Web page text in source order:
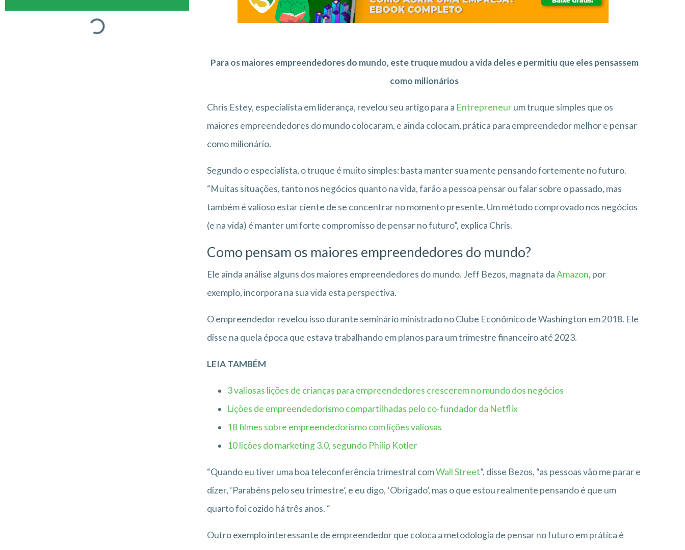
Para os maiores empreendedores do mundo, este truque mudou a vida deles e permitiu que eles pensassem
como milionários
Chris Estey, especialista em liderança, revelou seu artigo para a Entrepreneurum truque simples que os
maiores empreendedores do mundo colocaram, e ainda colocam, prática para empreendedor melhor e pensar
como milionário.
Segundo o especialista, o truque é muito simples: basta manter sua mente pensando fortemente no futuro.
“Muitas situações, tanto nos negócios quanto na vida, farão a pessoa pensar ou falar sobre o passado, mas
também é valioso estar ciente de se concentrar no momento presente. Um método comprovado nos negócios
(e na vida) é manter um forte compromisso de pensar no futuro”, explica Chris.
Como pensam os maiores empreendedores do mundo?
Ele ainda análise alguns dos maiores empreendedores do mundo. Jeff Bezos, magnata daAmazon, por
exemplo, incorpora na sua vida esta perspectiva.
O empreendedor revelou isso durante seminário ministrado no Clube Econômico de Washington em 2018. Ele
disse na quela época que estava trabalhando em planos para um trimestre financeiro até 2023.
LEIA TAMBÉM
3 valiosas lições de crianças para empreendedores crescerem no mundo dos negócios
Lições de empreendedorismo compartilhadas pelo co-fundador da Netflix
18 filmes sobre empreendedorismo com lições valiosas
10 lições do marketing 3.0, segundo Philip Kotler
“Quando eu tiver uma boa teleconferência trimestral comWall Street”, disse Bezos, “as pessoas vão me parar e
dizer, ‘Parabéns pelo seu trimestre’, e eu digo, ‘Obrigado’, mas o que estou realmente pensando é que um
quarto foi cozido há três anos. “
Outro exemplo interessante de empreendedor que coloca a metodologia de pensar no futuro em prática é